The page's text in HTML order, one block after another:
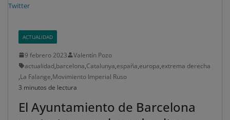
Twitter
ACTUALIDAD
9 febrero 2023
Valentín Pozo
actualidad,barcelona,Catalunya,españa,europa,extrema derecha
,La Falange,Movimiento Imperial Ruso
3 minutos de lectura
El Ayuntamiento de Barcelona